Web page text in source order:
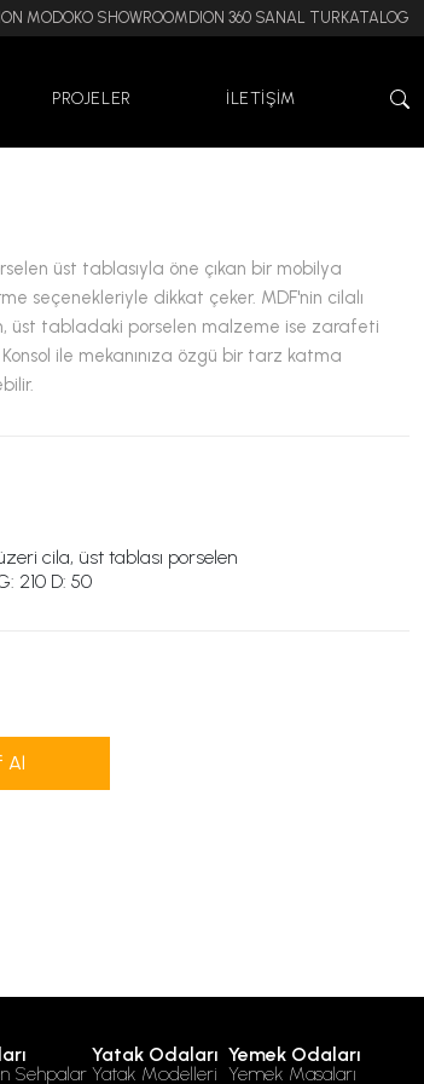
MODOKO SHOWROOMDION 360 SANAL TUR KATALOG
PROJELER İLETİŞİM
üst tablasıyla öne çıkan bir mobilya
seçenekleriyle dikkat çeker. MDF'nin cilalı
üst tabladaki porselen malzeme ise zarafeti
ile mekanınıza özgü bir tarz katma
cila, üst tablası porselen
210 D: 50
Al
Sehpalar
Yatak Odaları
Yatak Modelleri
Yemek Odaları
Yemek Masaları